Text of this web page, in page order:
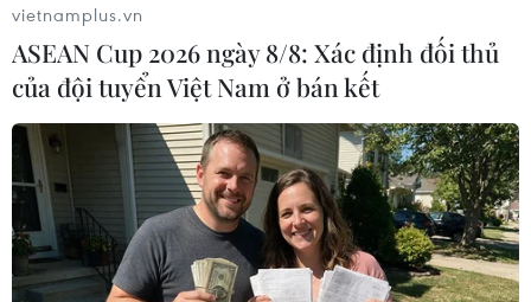
vietnamplus.vn
ASEAN Cup 2026 ngày 8/8: Xác định đối thủ
của đội tuyển Việt Nam ở bán kết